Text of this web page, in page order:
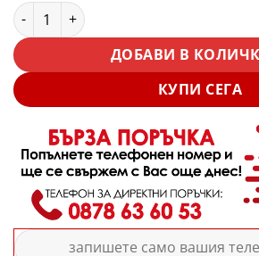
количество за Поялник за лепене на
ДОБАВИ В
КУПИ СЕГА